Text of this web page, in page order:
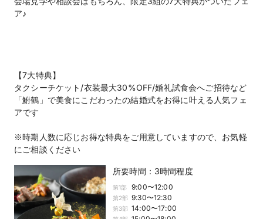
ア♪
【7大特典】
タクシーチケット/衣装最大30%OFF/婚礼試食会へご招待など
「鮒鶴」で美食にこだわったの結婚式をお得に叶える人気フェ
アです
※時期人数に応じお得な特典をご用意していますので、お気軽
にご相談ください
所要時間： 3時間程度
第1部 9:00〜12:00
第2部 9:30〜12:30
第3部 14:00〜17:00